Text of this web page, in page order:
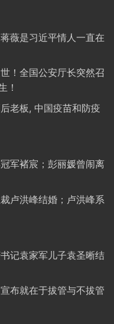
薇是习近平情人一直在
！全国公安厅长突然召
！
老板, 中国疫苗和防疫
军褚宸；彭丽媛曾闹离
卢洪峰结婚；卢洪峰系
记袁家军儿子袁圣晰结
布就在于拔管与不拔管